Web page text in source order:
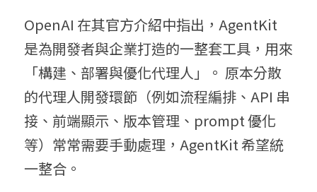
OpenAI 在其官方介紹中指出，AgentKit
是為開發者與企業打造的一整套工具，用來
「構建、部署與優化代理人」。 原本分散
的代理人開發環節（例如流程編排、API 串
接、前端顯示、版本管理、prompt 優化
等）常常需要手動處理，AgentKit 希望統
一整合。